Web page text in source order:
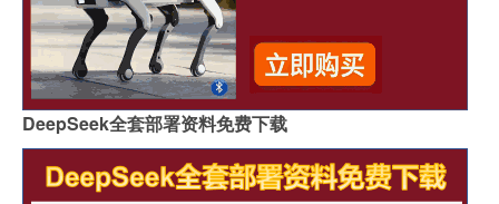
DeepSeek全套部署资料免费下载